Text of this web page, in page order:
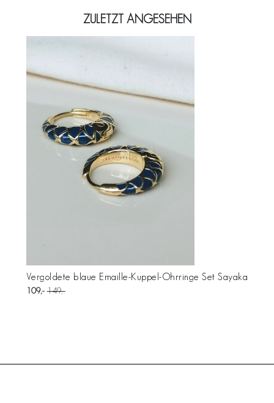
ZULETZT ANGESEHEN
Vergoldete blaue Emaille-Kuppel-Ohrringe Set Sayaka
109 149